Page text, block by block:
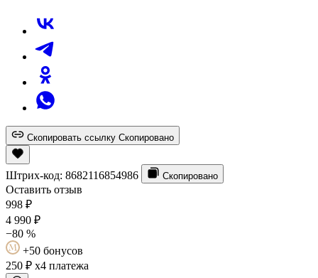
Скопировать ссылку Скопировано
Штрих-код: 8682116854986 Скопировано
Оставить отзыв
998 ₽
4 990 ₽
−80 %
+50 бонусов
250 ₽ x4 платежа